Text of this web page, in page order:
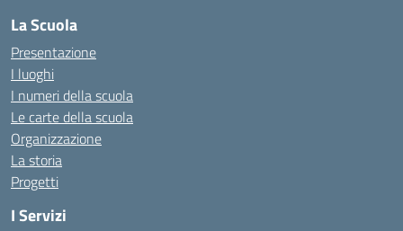
La Scuola
Presentazione
I luoghi
I numeri della scuola
Le carte della scuola
Organizzazione
La storia
Progetti
I Servizi